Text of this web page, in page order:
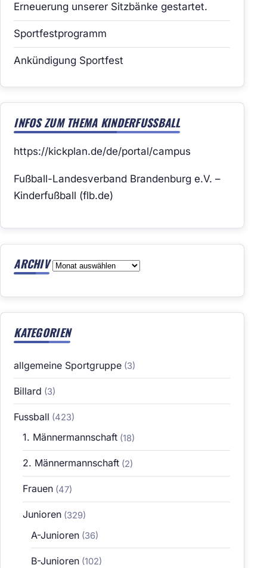
Erneuerung unserer Sitzbänke gestartet.
Sportfestprogramm
Ankündigung Sportfest
INFOS ZUM THEMA KINDERFUSSBALL
https://kickplan.de/de/portal/campus
Fußball-Landesverband Brandenburg e.V. –
Kinderfußball (flb.de)
ARCHIV Archiv
KATEGORIEN
allgemeine Sportgruppe (3)
Billard (3)
Fussball (423)
1. Männermannschaft(18)
2. Männermannschaft(2)
Frauen(47)
Junioren(329)
A-Junioren (36)
B-Junioren (102)